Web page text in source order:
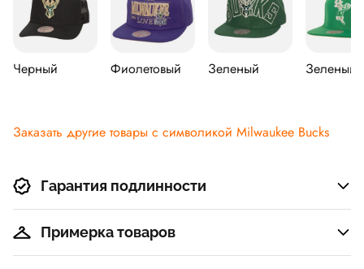
Черный Фиолетовый Зеленый Зеленый
Заказать другие товары с символикой Milwaukee Bucks
Гарантия подлинности
Примерка товаров